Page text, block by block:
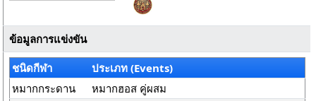
ข้อมูลการแข่งขัน
ชนิดกีฬา
ประเภท (Events)
หมากกระดาน
หมากฮอส คู่ผสม